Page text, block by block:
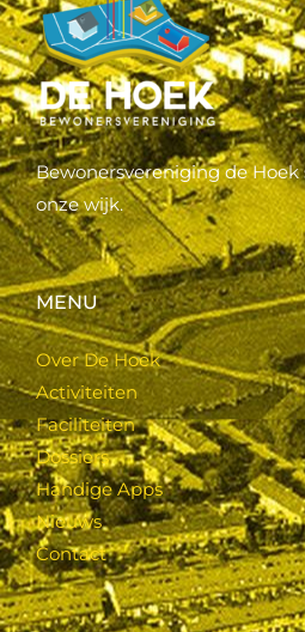
Bewonersvereniging de Hoek
onze wijk.
MENU
Over De Hoek
Activiteiten
Faciliteiten
Dossiers
Handige Apps
Nieuws
Contact